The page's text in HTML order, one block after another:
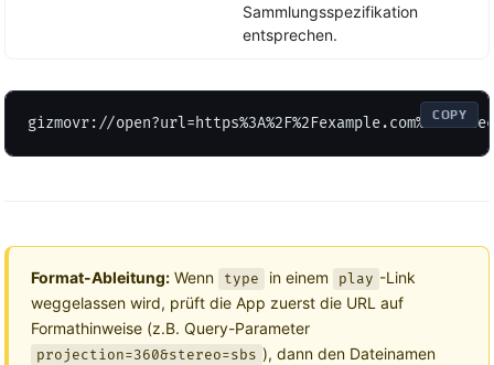
Sammlungsspezifikation
entsprechen.
gizmovr:// COPY
Format-Ableitung: Wenn type in einem play -Link
weggelassen wird, prüft die App zuerst die URL auf
Formathinweise (z.B. Query-Parameter
projection=360&stereo=sbs ), dann den Dateinamen